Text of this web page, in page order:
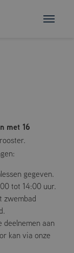
met 16
gegeven.
tot 14:00 uur.
zwembad
deelnemen aan
kan via onze